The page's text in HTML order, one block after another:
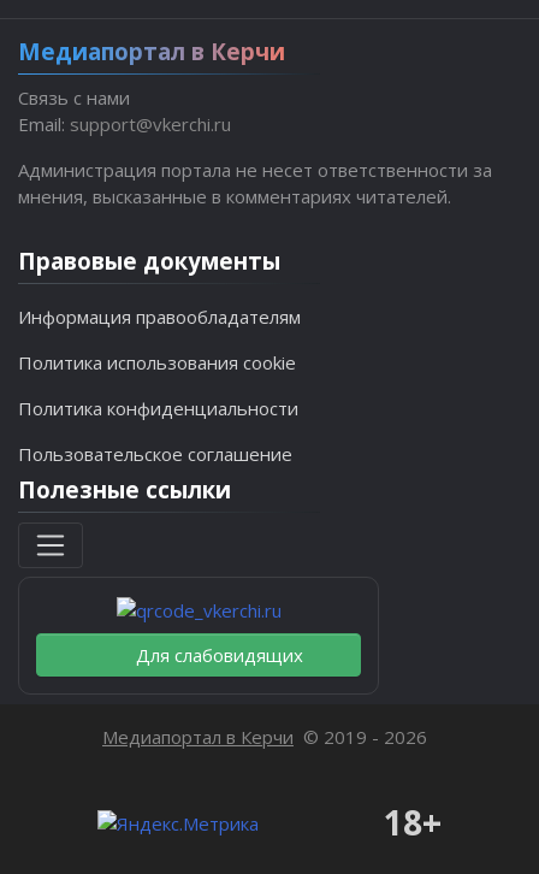
Медиапортал в Керчи
Связь с нами
Email: support@vkerchi.ru
Администрация портала не несет ответственности за
мнения, высказанные в комментариях читателей.
Правовые документы
Информация правообладателям
Политика использования cookie
Политика конфиденциальности
Пользовательское соглашение
Полезные ссылки
Для слабовидящих
Медиапортал в Керчи © 2019 - 2026
18+